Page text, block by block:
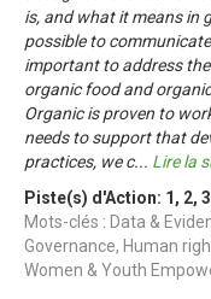
is, and what it means in
possible to
important to address
organic food and
Organic is proven to
needs to support that
practices, we c... Lire la
Piste(s) d'Action: 1 , 2, 3
Mots-clés : Data &
Governance, Human
Women & Youth